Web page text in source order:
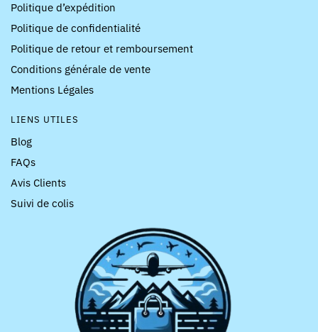
Politique d’expédition
Politique de confidentialité
Politique de retour et remboursement
Conditions générale de vente
Mentions Légales
LIENS UTILES
Blog
FAQs
Avis Clients
Suivi de colis